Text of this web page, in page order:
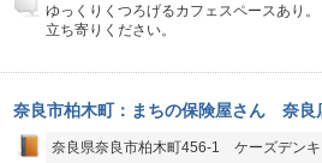
ゆっくりくつろげるカフェスペースあり
立ち寄りください。
奈良市柏木町：まちの保険屋さん 奈良
奈良県奈良市柏木町456-1 ケーズデン